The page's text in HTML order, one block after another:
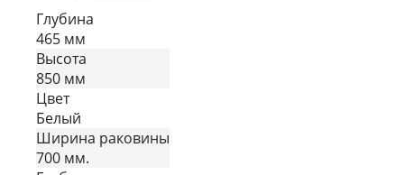
Глубина
465 мм
Высота
850 мм
Цвет
Белый
Ширина раковины
700 мм.